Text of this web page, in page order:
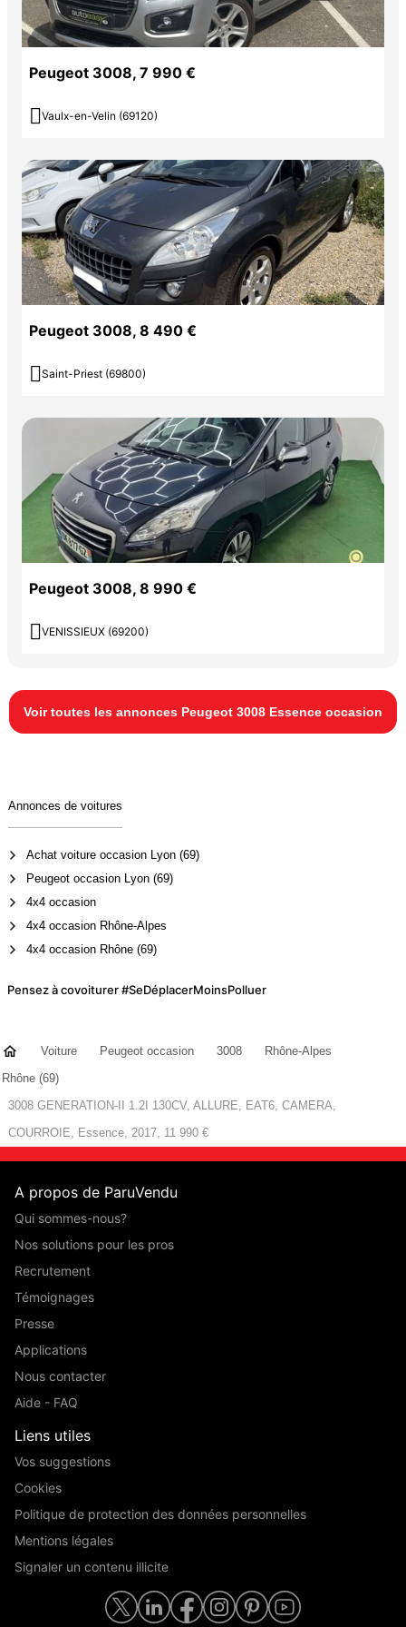
Peugeot 3008, 7 990 €
 Vaulx-en-Velin (69120)
Peugeot 3008, 8 490 €
 Saint-Priest (69800)
Peugeot 3008, 8 990 €
 VENISSIEUX (69200)
Voir toutes les annonces Peugeot 3008 Essence occasion
Annonces de voitures
Achat voiture occasion Lyon (69)
Peugeot occasion Lyon (69)
4x4 occasion
4x4 occasion Rhône-Alpes
4x4 occasion Rhône (69)
Pensez à covoiturer #SeDéplacerMoinsPolluer
Voiture Peugeot occasion 3008
Rhône-Alpes
Rhône (69)
3008 GENERATION-II 1.2I 130CV, ALLURE, EAT6, CAMERA,
COURROIE, Essence, 2017, 11 990 €
A propos de ParuVendu
Qui sommes-nous?
Nos solutions pour les pros
Recrutement
Témoignages
Presse
Applications
Nous contacter
Aide - FAQ
Liens utiles
Vos suggestions
Cookies
Politique de protection des données personnelles
Mentions légales
Signaler un contenu illicite